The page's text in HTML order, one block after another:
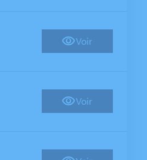
Voir
Voir